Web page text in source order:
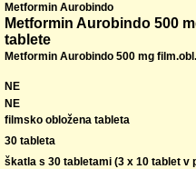
Metformin Aurobindo
Metformin Aurobindo 500
tablete
Metformin Aurobindo 500 mg
NE
NE
filmsko obložena tableta
30 tableta
škatla s 30 tabletami (3 x 10 tablet v